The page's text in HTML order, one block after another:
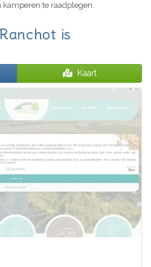
kamperen te raadplegen.
is
Kaart